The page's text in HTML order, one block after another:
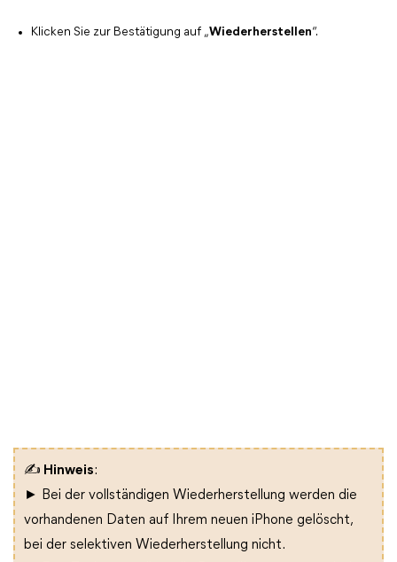
Klicken Sie zur Bestätigung auf „Wiederherstellen“.
✍ Hinweis:
► Bei der vollständigen Wiederherstellung werden die
vorhandenen Daten auf Ihrem neuen iPhone gelöscht,
bei der selektiven Wiederherstellung nicht.